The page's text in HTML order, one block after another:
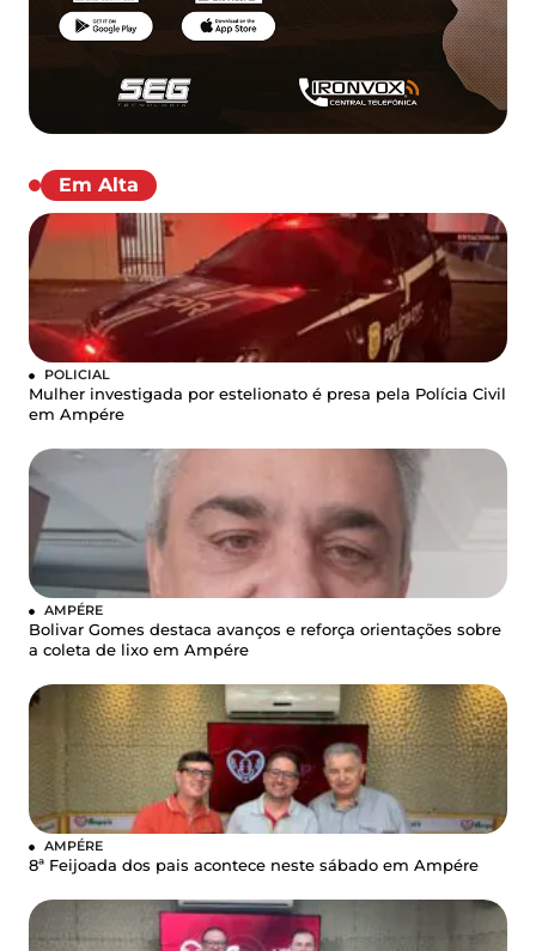
Em Alta
POLICIAL
Mulher investigada por estelionato é presa pela Polícia Civil
em Ampére
AMPÉRE
Bolivar Gomes destaca avanços e reforça orientações sobre
a coleta de lixo em Ampére
AMPÉRE
8ª Feijoada dos pais acontece neste sábado em Ampére